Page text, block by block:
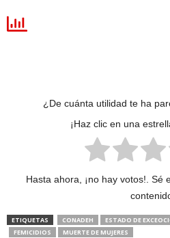
¿De cuánta utilidad te ha
¡Haz clic en una
Hasta ahora, ¡no hay votos!. Sé
ETIQUETAS CONADEH ESTADO DE
FEMICIDIOS
MUERTE DE MUJERES